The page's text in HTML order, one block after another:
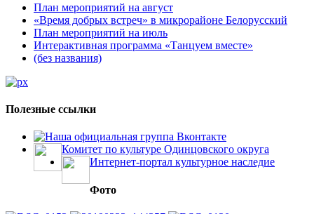
План мероприятий на август
«Время добрых встреч» в микрорайоне Белорусский
План мероприятий на июль
Интерактивная программа «Танцуем вместе»
(без названия)
Полезные ссылки
Наша официальная группа Вконтакте
Комитет по культуре Одинцовского округа
Интернет-портал культурное наследие
Фото